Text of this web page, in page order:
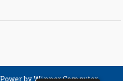
Power by Winner Computer